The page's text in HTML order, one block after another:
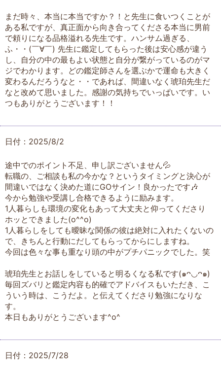
まだ時々、本当に本当ですか？！と先生に食いつくことが
ある私ですが、真正面から向き合ってくださる本当に男前
で頼りになる品格溢れる先生です。ハンサム過ぎる、
ふ・・(￣∀￣) 先生に鑑定してもらった後は安心感が違う
し、自分の中の最もよい状態と自分が繋がっているのがマ
ジでわかります。どの鑑定師さんを選ぶかで運命も大きく
変わるんだろうなと・・であれば、間違いなく琥珀先生だ
なと改めて思いました。感謝の気持ちでいっぱいです。い
つもありがとうございます！！
日付：2025/8/2
途中でのポイント不足、申し訳ございません💦
転職の、ご相談も私の今かな？というタイミングと決心が
間違いではなく決めた道にGOサイン！良かったです🎶
今から勉強や受講し合格できるように励みます。
1人暮らしも環境の変化もあって大丈夫と仰ってくださり
ホッとできました(o^^o)
1人暮らしをしても曖昧な関係の彼は絶対に入れたくないの
で、きちんと行動にだしてもらってからにしますね。
今回は色々な事も重なり頭の中がプチパニックでした。笑
琥珀先生とお話しをしていると明るくなる私です(๑ᴖ◡ᴖ๑)
毎回ズバリと鑑定内容も的確でアドバイスもいただき、こ
ういう時は、こうだよ。と伝えてくださり勉強になりな
す。
本日もありがとうございます^o^
日付：2025/7/28